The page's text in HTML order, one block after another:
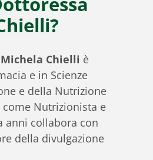
Chielli è
e in Scienze
e della Nutrizione
come Nutrizionista e
anni collabora con
della divulgazione